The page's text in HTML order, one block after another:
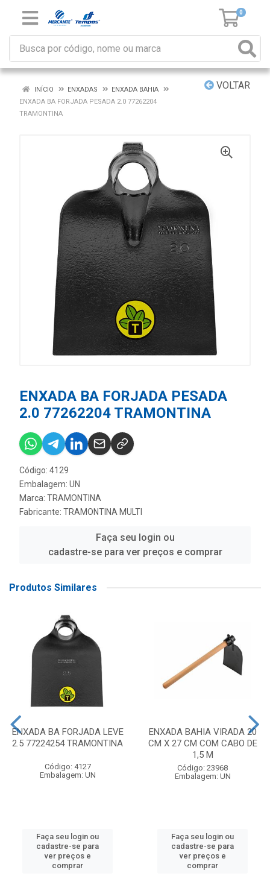
0
VOLTAR
INÍCIO ENXADAS
ENXADA BAHIA
ENXADA BA FORJADA PESADA 2.0 77262204
TRAMONTINA
ENXADA BA FORJADA PESADA
2.0 77262204 TRAMONTINA
Código: 4129
Embalagem: UN
Marca: TRAMONTINA
Fabricante: TRAMONTINA MULTI
Faça seu login ou
cadastre-se para ver preços e comprar
Produtos Similares
ENXADA BA FORJADA LEVE
2.5 77224254 TRAMONTINA
Código: 4127
Embalagem: UN
Faça seu login ou
cadastre-se para
ver preços e
comprar
ENXADA BAHIA VIRADA 20
CM X 27 CM COM CABO DE
1,5 M
Código: 23968
Embalagem: UN
Faça seu login ou
cadastre-se para
ver preços e
comprar